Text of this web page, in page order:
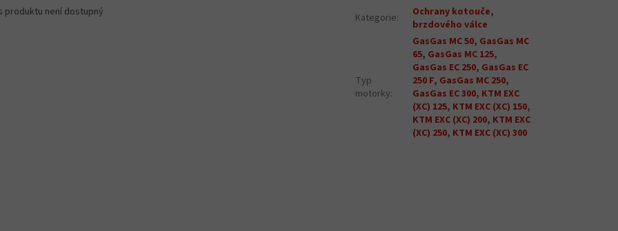
produktu není dostupný Kategorie:
Ochrany kotouče,
brzdového válce
Typ
motorky:
GasGas MC 50, GasGas MC
65, GasGas MC 125,
GasGas EC 250, GasGas EC
250 F, GasGas MC 250,
GasGas EC 300, KTM EXC
(XC) 125, KTM EXC (XC) 150,
KTM EXC (XC) 200, KTM EXC
(XC) 250, KTM EXC (XC) 300